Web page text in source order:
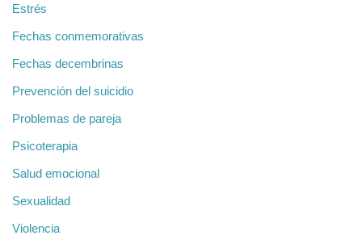
Estrés
Fechas conmemorativas
Fechas decembrinas
Prevención del suicidio
Problemas de pareja
Psicoterapia
Salud emocional
Sexualidad
Violencia